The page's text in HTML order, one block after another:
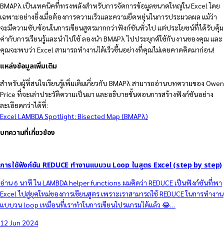
BMAPλ เป็นเทคนิคที่ทรงพลังสำหรับการจัดการข้อมูลขนาดใหญ่ใน Excel โดย
เฉพาะอย่างยิ่งเมื่อต้องการความเร็วและความยืดหยุ่นในการประมวลผล แม้ว่า
จะมีความซับซ้อนในการเขียนสูตรมากกว่าฟังก์ชันทั่วไป แต่ประโยชน์ที่ได้รับคุ้ม
ค่ากับการเรียนรู้และนำไปใช้ ลองนำ BMAPλ ไปประยุกต์ใช้กับงานของคุณ และ
คุณจะพบว่า Excel สามารถทำงานได้เร็วขึ้นอย่างที่คุณไม่เคยคาดคิดมาก่อน!
แหล่งข้อมูลเพิ่มเติม
สำหรับผู้ที่สนใจเรียนรู้เพิ่มเติมเกี่ยวกับ BMAPλ สามารถอ่านบทความของ Owen
Price ที่จะเล่าประวัติความเป็นมา และอธิบายขั้นตอนการสร้างฟังก์ชันอย่าง
ละเอียดกว่าได้ที่:
Excel LAMBDA Spotlight: Bisected Map (BMAPλ)
บทความที่เกี่ยวข้อง
การใช้ฟังก์ชัน REDUCE ทำงานแบบวน Loop ในสูตร Excel (step by step)
อ่าน 6 นาที ใน LAMBDA helper functions ผมคิดว่า REDUCE เป็นฟังก์ชันที่พา
Excel ไปสู่ยุคใหม่ของการเขียนสูตร เพราะเราสามารถใช้ REDUCE ในการทำงาน
แบบวน loop เหมือนที่เราทำในการเขียนโปรแกรมได้แล้ว 😂…
12 Jun 2024